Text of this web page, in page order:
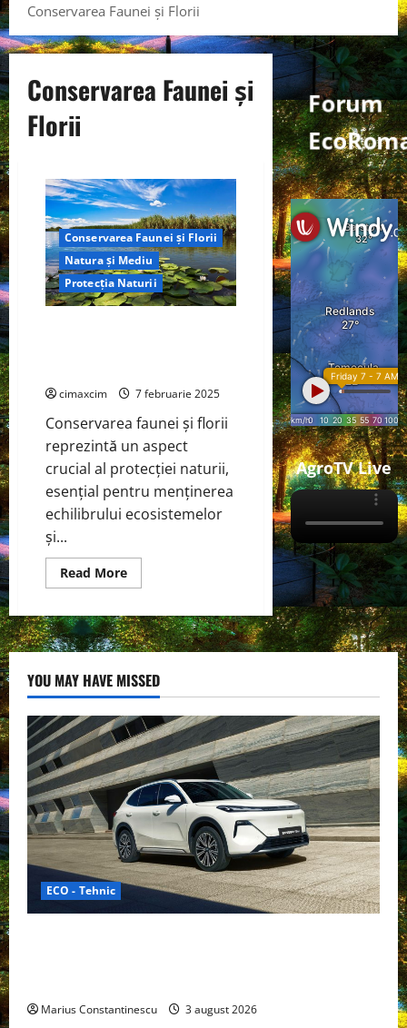
Conservarea Faunei și Florii
Conservarea Faunei și
Florii
Conservarea Faunei și Florii
Natura și Mediu
Protecția Naturii
cimaxcim 7 februarie 2025
Conservarea faunei și florii
reprezintă un aspect
crucial al protecției naturii,
esențial pentru menținerea
echilibrului ecosistemelor
și...
Read MoreRead
more
Faunei
și
Florii:
esențiale
pentru
protejarea
biodiversității
Forum
AgroTV Live
YOU MAY HAVE MISSED
ECO - Tehnic
Marius Constantinescu 3 august 2026